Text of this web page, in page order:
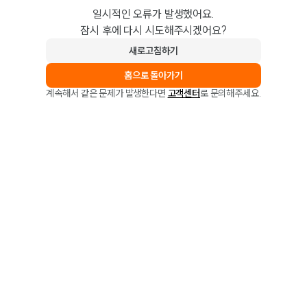
일시적인 오류가 발생했어요.
잠시 후에 다시 시도해주시겠어요?
새로고침하기
홈으로 돌아가기
계속해서 같은 문제가 발생한다면 고객센터로 문의해주세요.